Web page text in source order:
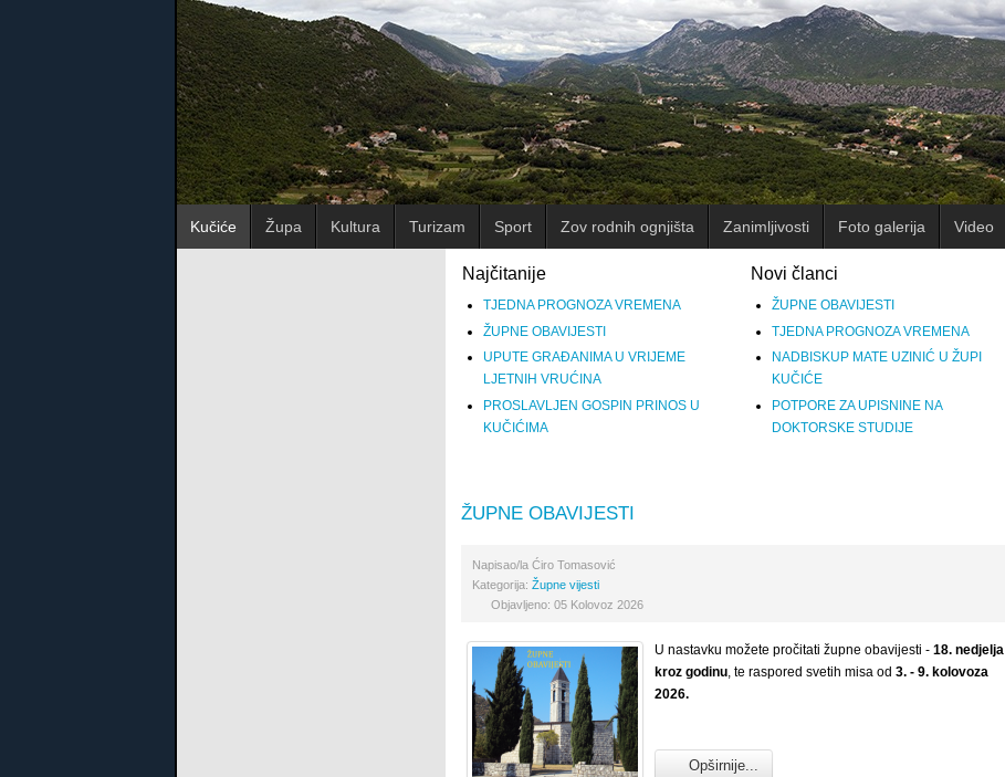
Kučiće Župa Kultura Turizam Sport Zov rodnih ognjišta Zanimljivosti Foto galerija Video
Najčitanije
TJEDNA PROGNOZA VREMENA
ŽUPNE OBAVIJESTI
UPUTE GRAĐANIMA U VRIJEME
LJETNIH VRUĆINA
PROSLAVLJEN GOSPIN PRINOS U
KUČIĆIMA
Novi članci
ŽUPNE OBAVIJESTI
TJEDNA PROGNOZA VREMENA
NADBISKUP MATE UZINIĆ U ŽUPI
KUČIĆE
POTPORE ZA UPISNINE NA
DOKTORSKE STUDIJE
ŽUPNE OBAVIJESTI
Napisao/la Ćiro Tomasović
Kategorija: Župne vijesti
Objavljeno: 05 Kolovoz 2026
U nastavku možete pročitati župne obavijesti - 18. nedjelja
kroz godinu, te raspored svetih misa od 3. - 9. kolovoza
2026.
Opširnije...